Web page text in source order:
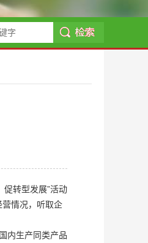
转型发展”活动
情况，听取企
内生产同类产品